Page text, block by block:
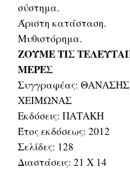
σύστημα.
Άριστη κατάσταση.
Μυθιστόρημα.
ΖΟΥΜΕ ΤΙΣ
ΜΕΡΕΣ
Συγγραφέας: ΘΑΝΑΣΗΣ
ΧΕΙΜΩΝΑΣ
Εκδόσεις: ΠΑΤΑΚΗ
Έτος εκδόσεως: 2012
Σελίδες: 128
Διαστάσεις: 21 Χ 14